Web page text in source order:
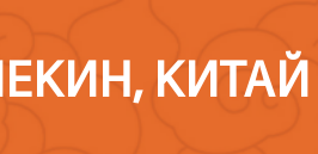
КИТАЙ